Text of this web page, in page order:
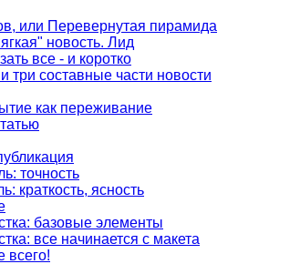
или Перевернутая пирамида
новость. Лид
все - и коротко
три составные части новости
как переживание
точность
краткость, ясность
базовые элементы
все начинается с макета
всего!